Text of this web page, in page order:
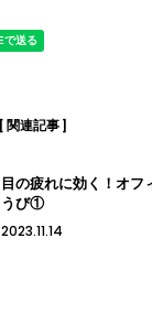
[ 関連記事 ]
目の疲れに効く！オフ
うび①
2023.11.14